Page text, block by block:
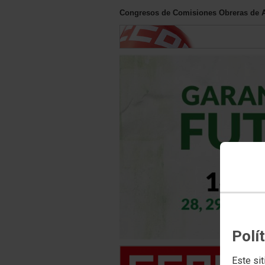
Este
Congresos de Comisiones Obreras de